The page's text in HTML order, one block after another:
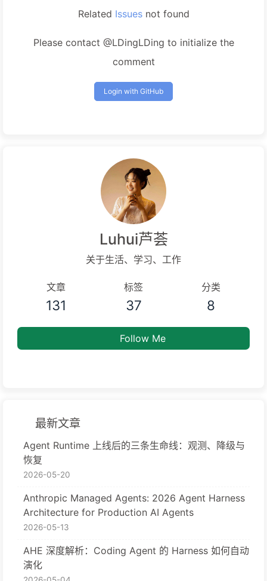
Related Issuesnot found
Please contact @LDingLDing to initialize the
comment
Login with GitHub
Luhui芦荟
关于生活、学习、工作
文章
131
标签
37
分类
8
Follow Me
最新文章
Agent Runtime 上线后的三条生命线：观测、降级与
恢复
2026-05-20
Anthropic Managed Agents: 2026 Agent Harness
Architecture for Production AI Agents
2026-05-13
AHE 深度解析：Coding Agent 的 Harness 如何自动
演化